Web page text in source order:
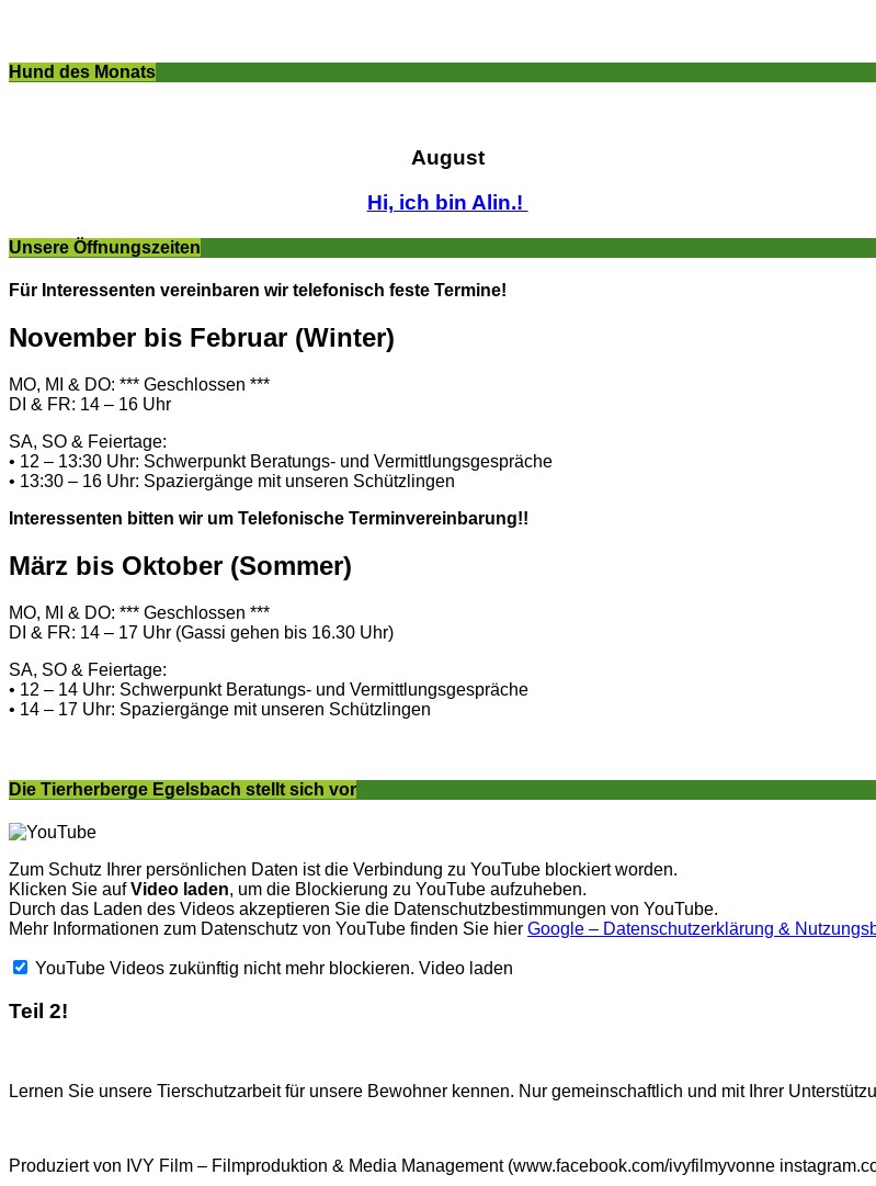
Hund des Monats
August
Hi, ich bin Alin.!
Unsere Öffnungszeiten
Für Interessenten vereinbaren wir telefonisch feste Termine!
November bis Februar (Winter)
MO, MI & DO: *** Geschlossen ***
DI & FR: 14 – 16 Uhr
SA, SO & Feiertage:
• 12 – 13:30 Uhr: Schwerpunkt Beratungs- und Vermittlungsgespräche
• 13:30 – 16 Uhr: Spaziergänge mit unseren Schützlingen
Interessenten bitten wir um Telefonische Terminvereinbarung!!
März bis Oktober (Sommer)
MO, MI & DO: *** Geschlossen ***
DI & FR: 14 – 17 Uhr (Gassi gehen bis 16.30 Uhr)
SA, SO & Feiertage:
• 12 – 14 Uhr: Schwerpunkt Beratungs- und Vermittlungsgespräche
• 14 – 17 Uhr: Spaziergänge mit unseren Schützlingen
Die Tierherberge Egelsbach stellt sich vor
Zum Schutz Ihrer persönlichen Daten ist die Verbindung zu YouTube blockiert worden.
Klicken Sie aufVideo laden, um die Blockierung zu YouTube aufzuheben.
Durch das Laden des Videos akzeptieren Sie die Datenschutzbestimmungen von YouTube.
Mehr Informationen zum Datenschutz von YouTube finden Sie hier Google – Datenschutzerklärung &
YouTube Videos zukünftig nicht mehr blockieren. Video laden
Teil 2!
Lernen Sie unsere Tierschutzarbeit für unsere Bewohner kennen. Nur gemeinschaftlich und mit Ihrer
Produziert von IVY Film – Filmproduktion & Media Management (www.facebook.com/ivyfilmyvonne